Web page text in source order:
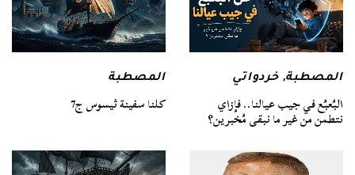
المصطبة,خردواتي
البُعبُع في جيب عيالنا.. فإزاي
نتطمن من غير ما نبقى مُخبرين؟
المصطبة
كلنا سفينة ثيسوس ج7